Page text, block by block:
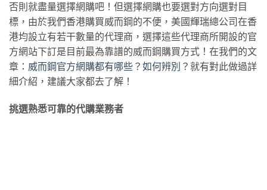
否則就盡量選擇網購吧！但選擇網購也要選對方向選對目
標，由於我們香港購買威而鋼的不便，美國輝瑞總公司在香
港均設立有若干數量的代理商，選擇這些代理商所開設的官
方網站下訂是目前最為靠譜的威而鋼購買方式！在我們的文
章： 威而鋼官方網購都有哪些？如何辨別？ 就有對此做過詳
細介紹，建議大家都去了解！
挑選熟悉可靠的代購業務者